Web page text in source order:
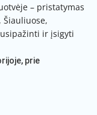
– pristatymas
Šiauliuose,
ir įsigyti
prie